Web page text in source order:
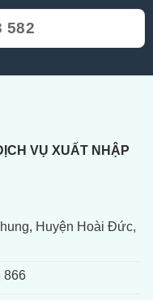
582
VỤ XUẤT NHẬP
Huyện Hoài Đức,
866